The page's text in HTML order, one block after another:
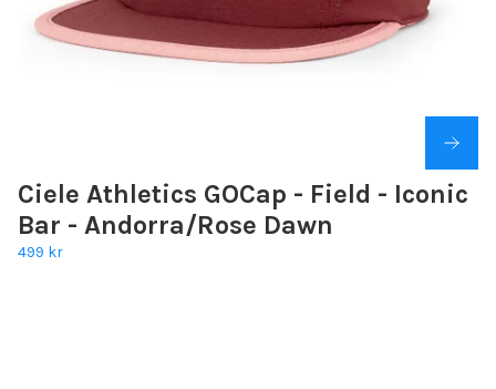
Ciele Athletics GOCap - Field - Iconic
Bar - Andorra/Rose Dawn
499 kr